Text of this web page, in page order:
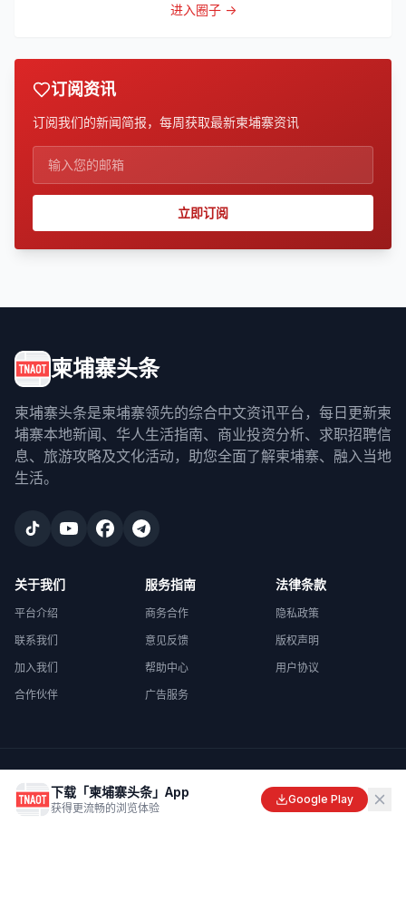
进入圈子 →
订阅资讯
订阅我们的新闻简报，每周获取最新柬埔寨资讯
立即订阅
柬埔寨头条
柬埔寨头条是柬埔寨领先的综合中文资讯平台，每日更新柬
埔寨本地新闻、华人生活指南、商业投资分析、求职招聘信
息、旅游攻略及文化活动，助您全面了解柬埔寨、融入当地
生活。
关于我们
平台介绍
联系我们
加入我们
合作伙伴
服务指南
商务合作
意见反馈
帮助中心
广告服务
法律条款
隐私政策
版权声明
用户协议
Made with
in Cambodia
下载「柬埔寨头条」App
获得更流畅的浏览体验
Google Play